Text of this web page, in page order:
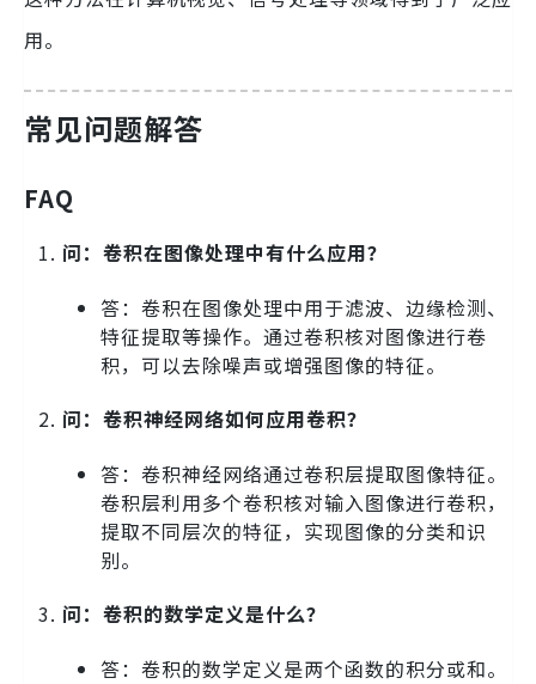
用。
常见问题解答
FAQ
问：卷积在图像处理中有什么应用？
答：卷积在图像处理中用于滤波、边缘检测、
特征提取等操作。通过卷积核对图像进行卷
积，可以去除噪声或增强图像的特征。
问：卷积神经网络如何应用卷积？
答：卷积神经网络通过卷积层提取图像特征。
卷积层利用多个卷积核对输入图像进行卷积，
提取不同层次的特征，实现图像的分类和识
别。
问：卷积的数学定义是什么？
答：卷积的数学定义是两个函数的积分或和。